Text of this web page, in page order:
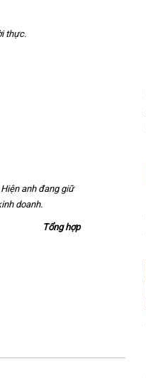
thực.
anh đang giữ
doanh.
Tổng hợp